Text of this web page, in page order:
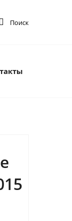
Поиск